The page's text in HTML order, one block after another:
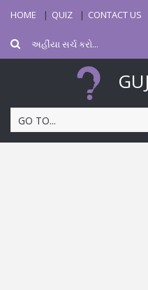
HOME QUIZ CONTACT US
GO TO...